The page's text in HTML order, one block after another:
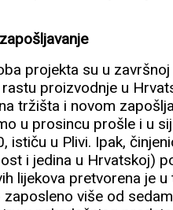
projekta su u
proizvodnje u
tržišta i novom
u prosincu prošle i u
ističu u Plivi. Ipak,
i jedina u Hrvatskoj)
lijekova pretvorena je
više od